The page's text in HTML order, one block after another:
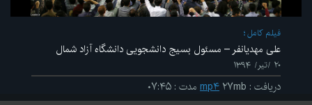
فیلم کامل
علی مهدیانفر – مسئول بسیج دانشجویی دانشگاه آزاد شمال
۲۰ /تیر/ ۱۳۹۴
دریافت : mp۴ ۲۷mb مدت : ۰۷:۴۵